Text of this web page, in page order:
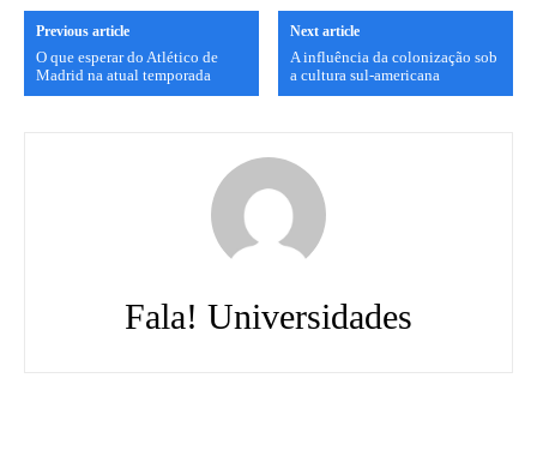
Previous article
O que esperar do Atlético de
Madrid na atual temporada
Next article
A influência da colonização sob
a cultura sul-americana
Fala! Universidades